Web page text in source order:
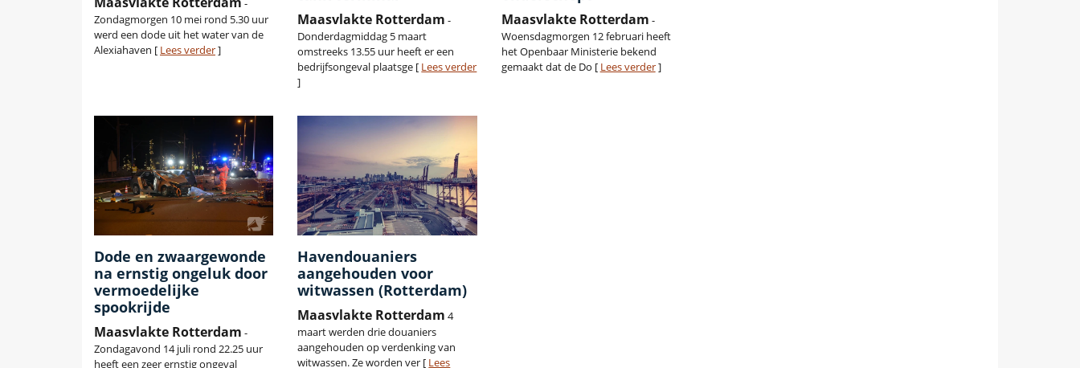
-
Zondagmorgen 10 mei rond 5.30 uur
werd een dode uit het water van de
Alexiahaven [ Lees verder]
Maasvlakte Rotterdam -
Donderdagmiddag 5 maart
omstreeks 13.55 uur heeft er een
bedrijfsongeval plaatsge [ Lees verder
]
Maasvlakte Rotterdam -
Woensdagmorgen 12 februari heeft
het Openbaar Ministerie bekend
gemaakt dat de Do [ Lees verder]
Dode en zwaargewonde
na ernstig ongeluk door
vermoedelijke
spookrijde
Maasvlakte Rotterdam -
Zondagavond 14 juli rond 22.25 uur
heeft een zeer ernstig ongeval
Havendouaniers
aangehouden voor
witwassen (Rotterdam)
Maasvlakte Rotterdam 4
maart werden drie douaniers
aangehouden op verdenking van
witwassen. Ze worden ver [ Lees